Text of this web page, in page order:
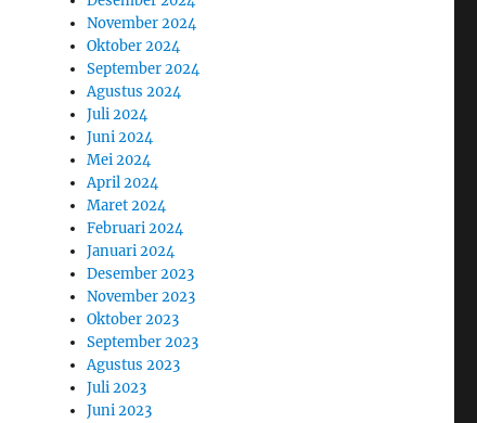
November 2024
Oktober 2024
September 2024
Agustus 2024
Juli 2024
Juni 2024
Mei 2024
April 2024
Maret 2024
Februari 2024
Januari 2024
Desember 2023
November 2023
Oktober 2023
September 2023
Agustus 2023
Juli 2023
Juni 2023